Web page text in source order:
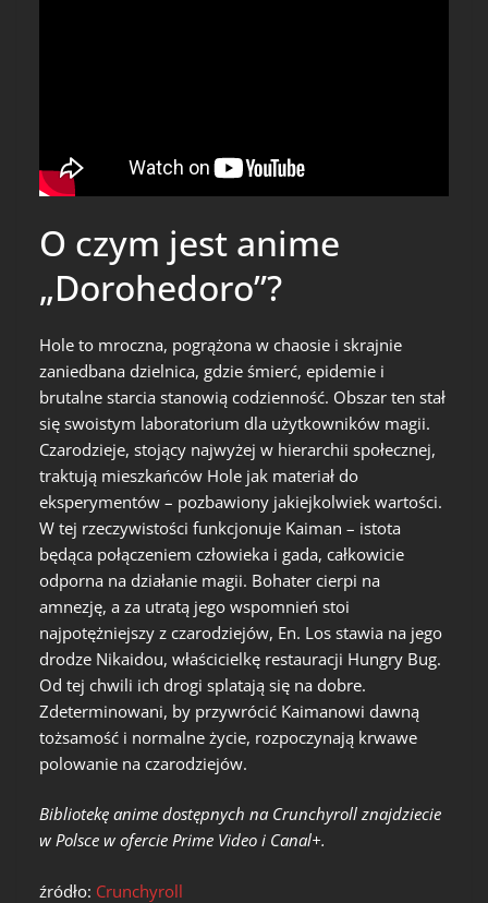
O czym jest anime
„Dorohedoro”?
Hole to mroczna, pogrążona w chaosie i skrajnie
zaniedbana dzielnica, gdzie śmierć, epidemie i
brutalne starcia stanowią codzienność. Obszar ten stał
się swoistym laboratorium dla użytkowników magii.
Czarodzieje, stojący najwyżej w hierarchii społecznej,
traktują mieszkańców Hole jak materiał do
eksperymentów – pozbawiony jakiejkolwiek wartości.
W tej rzeczywistości funkcjonuje Kaiman – istota
będąca połączeniem człowieka i gada, całkowicie
odporna na działanie magii. Bohater cierpi na
amnezję, a za utratą jego wspomnień stoi
najpotężniejszy z czarodziejów, En. Los stawia na jego
drodze Nikaidou, właścicielkę restauracji Hungry Bug.
Od tej chwili ich drogi splatają się na dobre.
Zdeterminowani, by przywrócić Kaimanowi dawną
tożsamość i normalne życie, rozpoczynają krwawe
polowanie na czarodziejów.
Bibliotekę anime dostępnych na Crunchyroll znajdziecie
w Polsce w ofercie Prime Video i Canal+.
źródło: Crunchyroll